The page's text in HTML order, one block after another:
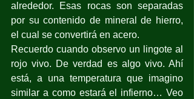
alrededor. Esas rocas son separadas
por su contenido de mineral de hierro,
el cual se convertirá en acero.
Recuerdo cuando observo un lingote al
rojo vivo. De verdad es algo vivo. Ahí
está, a una temperatura que imagino
similar a como estará el infierno… Veo